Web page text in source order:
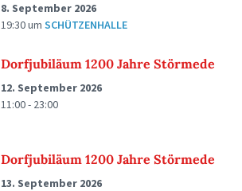
8. September 2026
19:30um SCHÜTZENHALLE
Dorfjubiläum 1200 Jahre Störmede
12. September 2026
11:00 - 23:00
Dorfjubiläum 1200 Jahre Störmede
13. September 2026